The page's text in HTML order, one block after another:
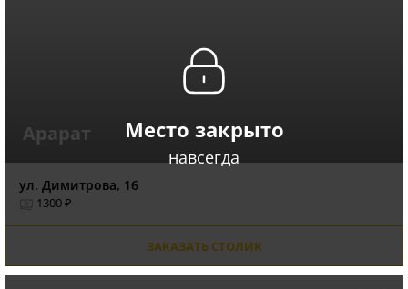
Место закрыто
навсегда
Арарат
ул. Димитрова, 16
1300 ₽
ЗАКАЗАТЬ СТОЛИК